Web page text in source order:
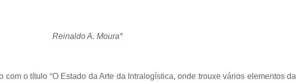
Reinaldo A. Moura*
com o título “O Estado da Arte da Intralogística, onde trouxe vários elementos da